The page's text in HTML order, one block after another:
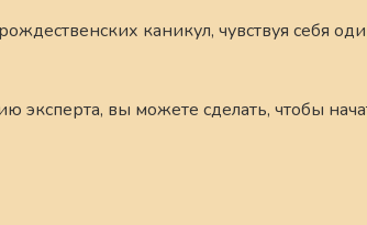
каникул, чувствуя себя
эксперта, вы можете сделать, чтобы